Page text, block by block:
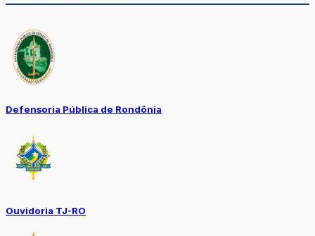
Defensoria Pública de Rondônia
Ouvidoria TJ-RO